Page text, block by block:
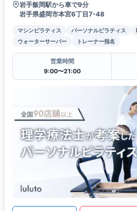
岩手飯岡駅から車で9分
岩手県盛岡市本宮6丁目7-48
マシンピラティス パーソナルピラティス
ウォーターサーバー
トレーナー指名
営業時間
9:00〜21:00